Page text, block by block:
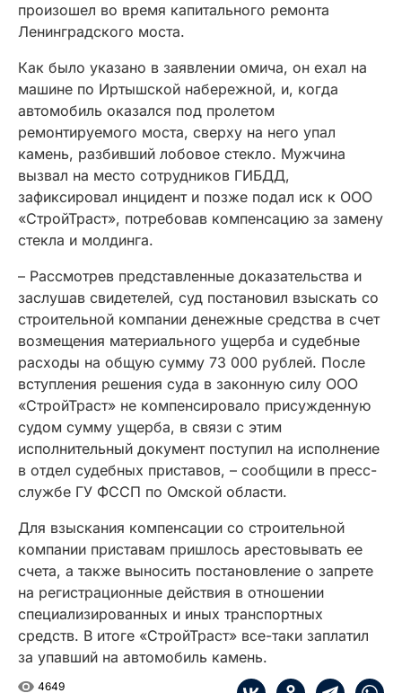
произошел во время капитального ремонта
Ленинградского моста.
Как было указано в заявлении омича, он ехал на
машине по Иртышской набережной, и, когда
автомобиль оказался под пролетом
ремонтируемого моста, сверху на него упал
камень, разбивший лобовое стекло. Мужчина
вызвал на место сотрудников ГИБДД,
зафиксировал инцидент и позже подал иск к ООО
«СтройТраст», потребовав компенсацию за замену
стекла и молдинга.
– Рассмотрев представленные доказательства и
заслушав свидетелей, суд постановил взыскать со
строительной компании денежные средства в счет
возмещения материального ущерба и судебные
расходы на общую сумму 73 000 рублей. После
вступления решения суда в законную силу ООО
«СтройТраст» не компенсировало присужденную
судом сумму ущерба, в связи с этим
исполнительный документ поступил на исполнение
в отдел судебных приставов, – сообщили в пресс-
службе ГУ ФССП по Омской области.
Для взыскания компенсации со строительной
компании приставам пришлось арестовывать ее
счета, а также выносить постановление о запрете
на регистрационные действия в отношении
специализированных и иных транспортных
средств. В итоге «СтройТраст» все-таки заплатил
за упавший на автомобиль камень.
4649